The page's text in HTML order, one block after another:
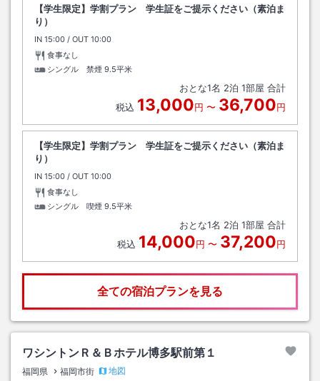
【学生限定】学割プラン 学生証をご提示ください（素泊ま
り）
IN チェックイン
15:00 / OUT チェックアウト
10:00
食事なし
シングル 禁煙 9.5平米
おとな1名 2泊 1部屋 合計
税込 13,000円 〜 36,700円
【学生限定】学割プラン 学生証をご提示ください（素泊ま
り）
IN チェックイン
15:00 / OUT チェックアウト
10:00
食事なし
シングル 喫煙 9.5平米
おとな1名 2泊 1部屋 合計
税込 14,000円 〜 37,200円
全ての宿泊プランを見る
ワシントンＲ＆Ｂホテル博多駅前第１
福岡県 福岡市街
地図